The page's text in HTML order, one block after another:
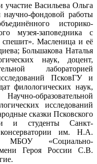
Васильева Ольга
научно-фондовой работы
историко-
музея-заповедника с
Масленица и её
Большакова Наталья
наук, доцент,
лабораторией
ПсковГУ и
филологических наук,
образовательной
исследований
сказки Псковского
и студенты Санкт-
консерватории им. Н.А.
МБОУ «Социально-
Героя России С.В.